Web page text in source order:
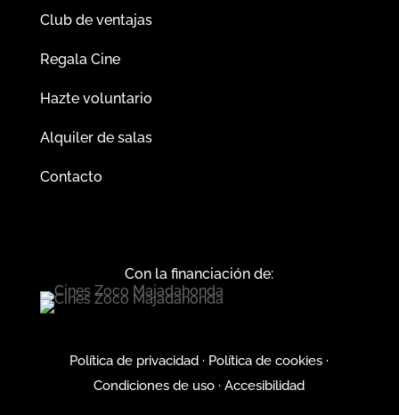
Club de ventajas
Regala Cine
Hazte voluntario
Alquiler de salas
Contacto
Con la financiación de:
Política de privacidad · Política de cookies ·
Condiciones de uso ·Accesibilidad